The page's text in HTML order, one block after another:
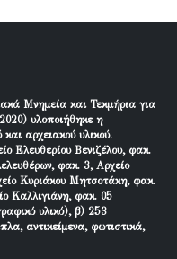
Μνημεία και Τεκμήρια για
υλοποιήθηκε η
αρχειακού υλικού.
Ελευθερίου Βενιζέλου, φακ.
φακ. 3, Αρχείο
Κυριάκου Μητσοτάκη, φακ.
Καλλιγιάνη, φακ. 05
υλικό), β) 253
αντικείμενα, φωτιστικά,